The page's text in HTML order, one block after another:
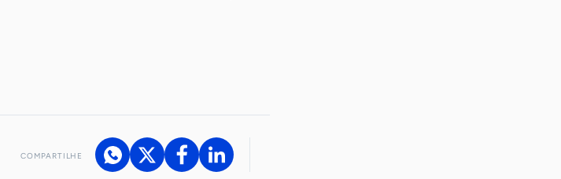
COMPARTILHE